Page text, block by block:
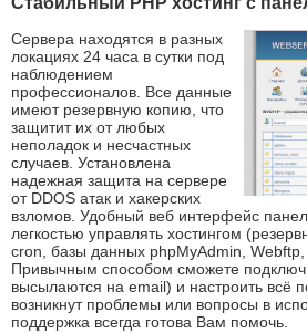
Сервера находятся в разных
локациях 24 часа в сутки под
наблюдением
профессионалов. Все данные
имеют резервную копию, что
защитит их от любых
неполадок и несчастных
случаев. Установлена
надежная защита на сервере
от DDOS атак и хакерских
взломов. Удобный веб интерфейс
легкостью управлять хостингом
cron, базы данных phpMyAdmin, Webftp,
Привычным способом сможете
высылаются на email) и настроить всё
возникнут проблемы или вопросы в
поддержка всегда готова Вам помочь.